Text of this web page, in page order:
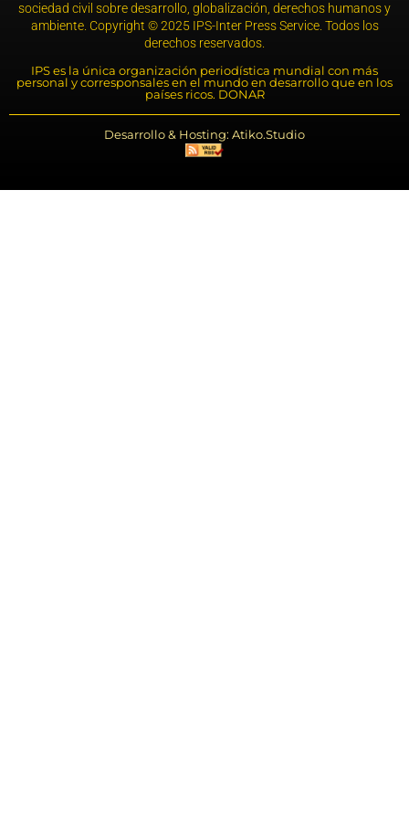
sociedad civil sobre desarrollo, globalización, derechos humanos y
ambiente. Copyright © 2025 IPS-Inter Press Service. Todos los
derechos reservados.
IPS es la única organización periodística mundial con más
personal y corresponsales en el mundo en desarrollo que en los
países ricos. DONAR
Desarrollo & Hosting: Atiko.Studio